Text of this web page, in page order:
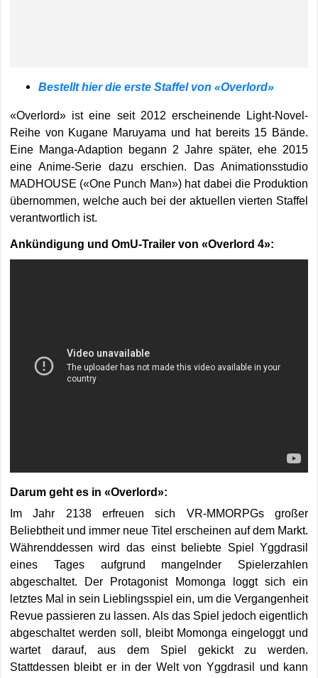
Bestellt hier die erste Staffel von «Overlord»
«Overlord» ist eine seit 2012 erscheinende Light-Novel-
Reihe von Kugane Maruyama und hat bereits 15 Bände.
Eine Manga-Adaption begann 2 Jahre später, ehe 2015
eine Anime-Serie dazu erschien. Das Animationsstudio
MADHOUSE («One Punch Man») hat dabei die Produktion
übernommen, welche auch bei der aktuellen vierten Staffel
verantwortlich ist.
Ankündigung und OmU-Trailer von «Overlord 4»:
Darum geht es in «Overlord»:
Im Jahr 2138 erfreuen sich VR-MMORPGs großer
Beliebtheit und immer neue Titel erscheinen auf dem Markt.
Währenddessen wird das einst beliebte Spiel Yggdrasil
eines Tages aufgrund mangelnder Spielerzahlen
abgeschaltet. Der Protagonist Momonga loggt sich ein
letztes Mal in sein Lieblingsspiel ein, um die Vergangenheit
Revue passieren zu lassen. Als das Spiel jedoch eigentlich
abgeschaltet werden soll, bleibt Momonga eingeloggt und
wartet darauf, aus dem Spiel gekickt zu werden.
Stattdessen bleibt er in der Welt von Yggdrasil und kann